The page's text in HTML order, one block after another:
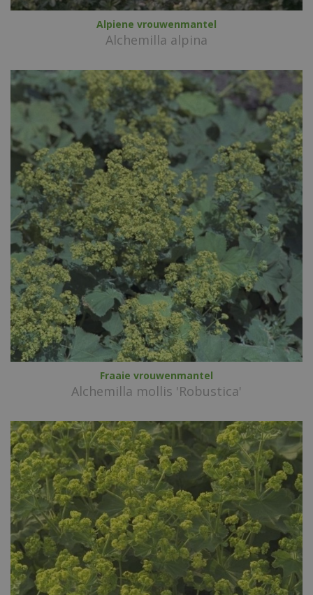
Alpiene vrouwenmantel
Alchemilla alpina
Fraaie vrouwenmantel
Alchemilla mollis 'Robustica'